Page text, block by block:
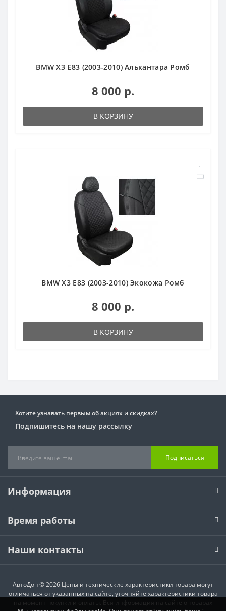
BMW X3 E83 (2003-2010) Алькантара Ромб
8 000 р.
В КОРЗИНУ
BMW X3 E83 (2003-2010) Экокожа Ромб
8 000 р.
В КОРЗИНУ
Хотите узнавать первым об акциях и скидках?
Подпишитесь на нашу рассылку
Подписаться
Информация
Время работы
Наши контакты
АвтоДоп © 2026 Цены и технические характеристики товара могут
отличаться от указанных на сайте, уточняйте характеристики товара
на момент покупки и оплаты. Вся информация на сайте о товарах